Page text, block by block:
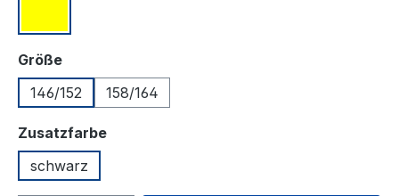
Größeauswählen
146/152
158/164
Zusatzfarbeauswählen
schwarz